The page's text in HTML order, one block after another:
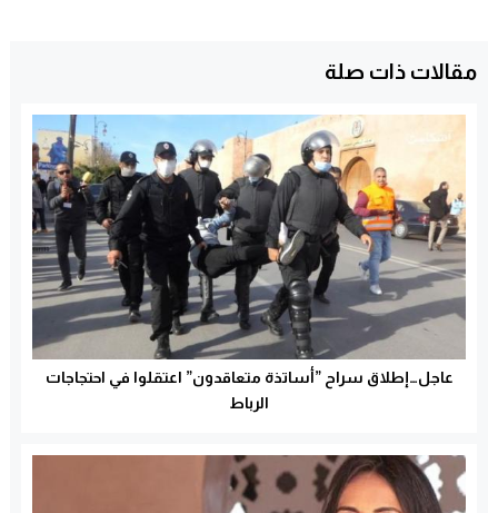
مقالات ذات صلة
عاجل…إطلاق سراح ”أساتذة متعاقدون” اعتقلوا في احتجاجات
الرباط